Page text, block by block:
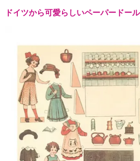
ドイツから可愛らしいペーパードー